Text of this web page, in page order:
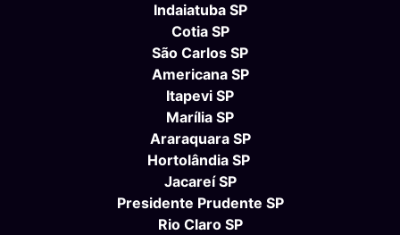
Indaiatuba SP
Cotia SP
São Carlos SP
Americana SP
Itapevi SP
Marília SP
Araraquara SP
Hortolândia SP
Jacareí SP
Presidente Prudente SP
Rio Claro SP